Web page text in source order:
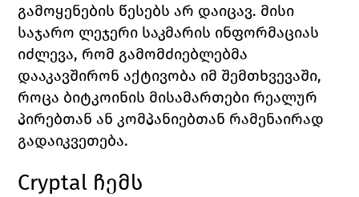
გამოყენების წესებს არ დაიცავ. მისი
საჯარო ლეჯერი საკმარის ინფორმაციას
იძლევა, რომ გამომძიებლებმა
დააკავშირონ აქტივობა იმ შემთხვევაში,
როცა ბიტკოინის მისამართები რეალურ
პირებთან ან კომპანიებთან რამენაირად
გადაიკვეთება.
Cryptal ჩემს